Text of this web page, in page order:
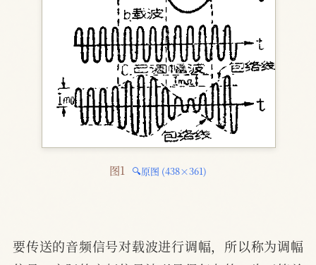
图1 🔍原图 (438×361)
要传送的音频信号对载波进行调幅，所以称为调幅